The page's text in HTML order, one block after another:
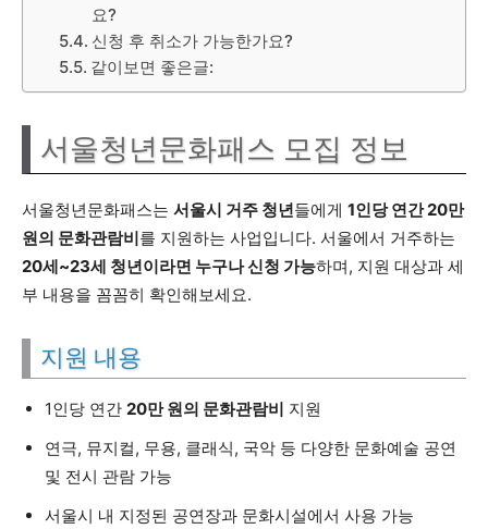
요?
신청 후 취소가 가능한가요?
같이보면 좋은글:
서울청년문화패스 모집 정보
서울청년문화패스는 서울시 거주 청년들에게 1인당 연간 20만
원의 문화관람비를 지원하는 사업입니다. 서울에서 거주하는
20세~23세 청년이라면 누구나 신청 가능하며, 지원 대상과 세
부 내용을 꼼꼼히 확인해보세요.
지원 내용
1인당 연간 20만 원의 문화관람비 지원
연극, 뮤지컬, 무용, 클래식, 국악 등 다양한 문화예술 공연
및 전시 관람 가능
서울시 내 지정된 공연장과 문화시설에서 사용 가능